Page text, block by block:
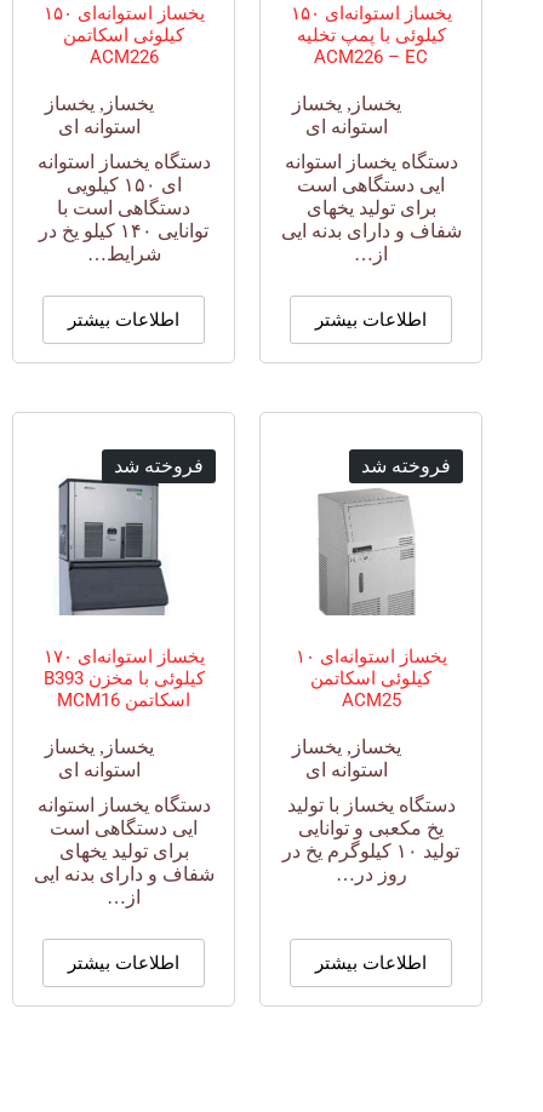
یخساز استوانه‌ای ۱۵۰
کیلوئی با پمپ تخلیه
ACM226 – EC
یخساز , یخساز
استوانه ای
دستگاه یخساز استوانه
ایی دستگاهی است
برای تولید یخهای
شفاف و دارای بدنه ایی
از…
اطلاعات بیشتر
یخساز استوانه‌ای ۱۵۰
کیلوئی اسکاتمن
ACM226
یخساز , یخساز
استوانه ای
دستگاه یخساز استوانه
ای ۱۵۰ کیلویی
دستگاهی است با
توانایی ۱۴۰ کیلو یخ در
شرایط…
اطلاعات بیشتر
فروخته شد
یخساز استوانه‌ای ۱۰
کیلوئی اسکاتمن
ACM25
یخساز , یخساز
استوانه ای
دستگاه یخساز با تولید
یخ مکعبی و توانایی
تولید ۱۰ کیلوگرم یخ در
روز در…
اطلاعات بیشتر
فروخته شد
یخساز استوانه‌ای ۱۷۰
کیلوئی با مخزن B393
اسکاتمن MCM16
یخساز , یخساز
استوانه ای
دستگاه یخساز استوانه
ایی دستگاهی است
برای تولید یخهای
شفاف و دارای بدنه ایی
از…
اطلاعات بیشتر